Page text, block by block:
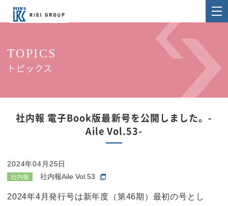
TOPICS
トピックス
社内報 電子Book版最新号を公開しました。-
Aile Vol.53-
2024年04月25日
社内報 社内報Aile Vol.53
2024年4月発行号は新年度（第46期）最初の号とし